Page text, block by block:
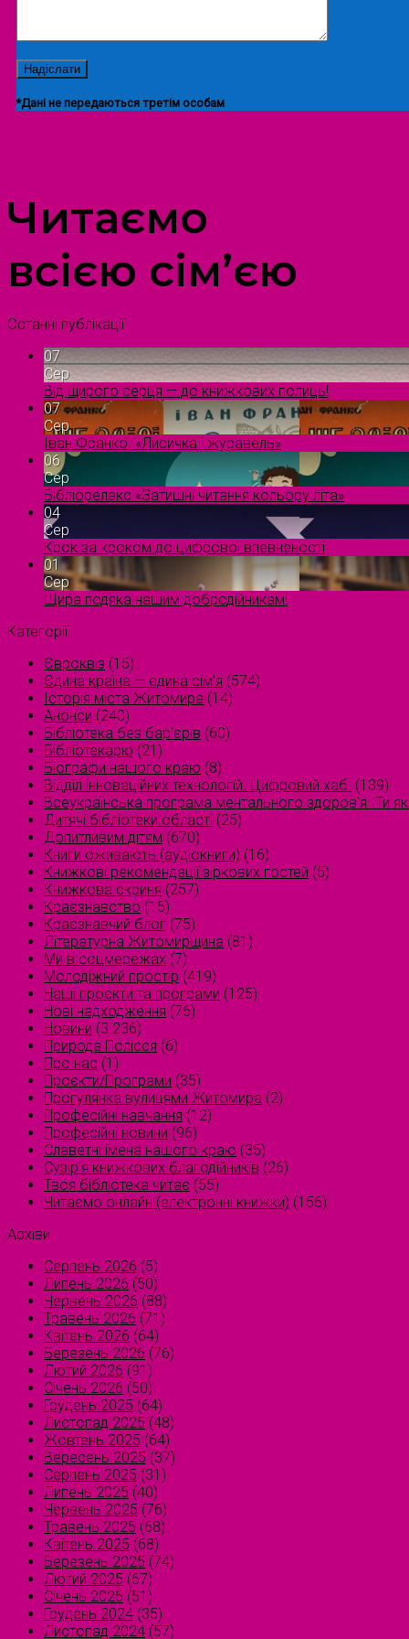
*Дані не передаються третім особам
Читаємо
всією сім’єю
Останні публікації
07
Сер
Від щирого серця — до книжкових полиць!
07
Сер
Іван Франко. «Лисичка і журавель»
06
Сер
Бібліорелакс «Затишні читання кольору літа»
04
Сер
Крок за кроком до цифрової впевненості
01
Сер
Щира подяка нашим добродійникам!
Категорії
Євроквіз (15)
Єдина країна — єдина сім’я (574)
Історія міста Житомира (14)
Анонси (240)
Бібліотека без бар'єрів (60)
Бібліотекарю (21)
Біографи нашого краю (8)
Відділ інноваційних технологій. Цифровий хаб. (139)
Всеукраїнська програма ментального здоров'я "Ти
Дитячі бібліотеки області (25)
Допитливим дітям (670)
Книги оживають (аудіокниги) (16)
Книжкові рекомендації зіркових гостей (5)
Книжкова скриня (257)
Краєзнавство (15)
Краєзнавчий блог (75)
Літературна Житомирщина (81)
Ми в соцмережах (7)
Молодіжний простір (419)
Наші проєкти та програми (125)
Нові надходження (76)
Новини (3 236)
Природа Полісся (6)
Про нас (1)
Проєкти/Програми (35)
Прогулянка вулицями Житомира (2)
Професійні навчання (12)
Професійні новини (96)
Славетні імена нашого краю (35)
Сузірʼя книжкових благодійників (26)
Твоя бібліотека читає (55)
Читаємо онлайн (електронні книжки) (156)
Архіви
Серпень 2026 (5)
Липень 2026 (50)
Червень 2026 (88)
Травень 2026 (71)
Квітень 2026 (64)
Березень 2026 (76)
Лютий 2026 (91)
Січень 2026 (50)
Грудень 2025 (64)
Листопад 2025 (48)
Жовтень 2025 (64)
Вересень 2025 (37)
Серпень 2025 (31)
Липень 2025 (40)
Червень 2025 (76)
Травень 2025 (68)
Квітень 2025 (68)
Березень 2025 (74)
Лютий 2025 (67)
Січень 2025 (51)
Грудень 2024 (35)
Листопад 2024 (57)